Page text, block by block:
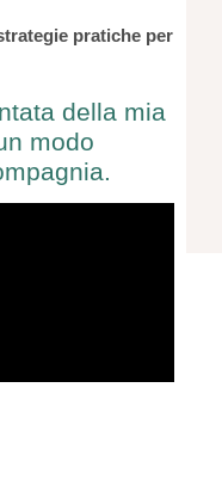
pratiche per
della mia
modo